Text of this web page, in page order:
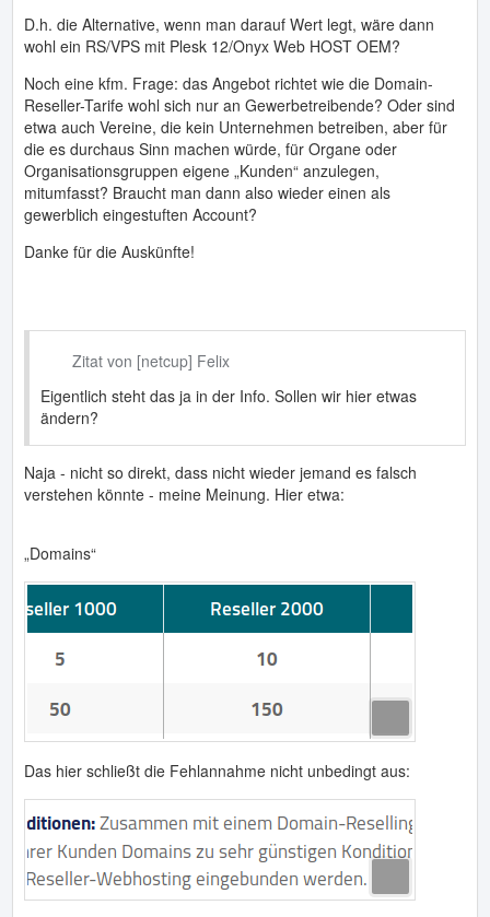
D.h. die Alternative, wenn man darauf Wert legt, wäre dann
wohl ein RS/VPS mit Plesk 12/Onyx Web HOST OEM?
Noch eine kfm. Frage: das Angebot richtet wie die Domain-
Reseller-Tarife wohl sich nur an Gewerbetreibende? Oder sind
etwa auch Vereine, die kein Unternehmen betreiben, aber für
die es durchaus Sinn machen würde, für Organe oder
Organisationsgruppen eigene „Kunden“ anzulegen,
mitumfasst? Braucht man dann also wieder einen als
gewerblich eingestuften Account?
Danke für die Auskünfte!
Zitat von [netcup] Felix
Eigentlich steht das ja in der Info. Sollen wir hier etwas
ändern?
Naja - nicht so direkt, dass nicht wieder jemand es falsch
verstehen könnte - meine Meinung. Hier etwa:
„Domains“
Das hier schließt die Fehlannahme nicht unbedingt aus: